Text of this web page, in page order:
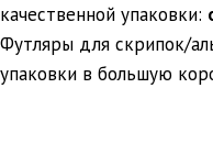
качественной упаковки:
Футляры для скрипок/
упаковки в большую